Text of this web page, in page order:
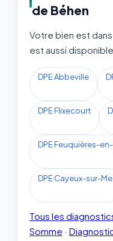
de Béhen
Votre bien est dans
est aussi
DPE Abbeville
DPE Flixecourt
DPE Feuquières-
DPE Cayeux-sur-
Tous les
Somme ·